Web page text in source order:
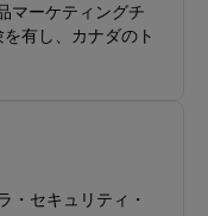
マーケティングチ
有し、カナダのト
・セキュリティ・